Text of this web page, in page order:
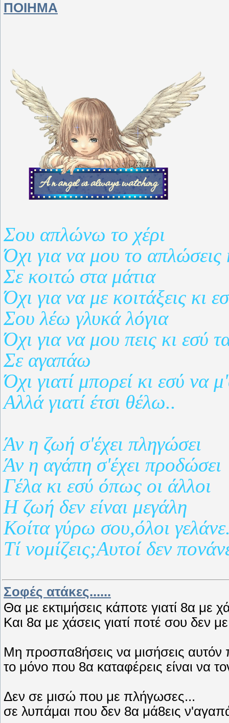
ΠΟΙΗΜΑ
Σου απλώνω το χέρι
Όχι για να μου το απλώσεις
Σε κοιτώ στα μάτια
Όχι για να με κοιτάξεις κι
Σου λέω γλυκά λόγια
Όχι για να μου πεις κι εσύ
Σε αγαπάω
Όχι γιατί μπορεί κι εσύ να
Αλλά γιατί έτσι θέλω..
Άν η ζωή σ'έχει πληγώσει
Άν η αγάπη σ'έχει προδώσει
Γέλα κι εσύ όπως οι άλλοι
Η ζωή δεν είναι μεγάλη
Κοίτα γύρω σου,όλοι
Τί νομίζεις;Αυτοί δεν
Σοφές ατάκες......
Θα με εκτιμήσεις κάποτε γιατί 8α με
Και 8α με χάσεις γιατί ποτέ σου δεν
Μη προσπα8ήσεις να μισήσεις
το μόνο που 8α καταφέρεις είναι να
Δεν σε μισώ που με πλήγωσες...
σε λυπάμαι που δεν 8α μά8εις